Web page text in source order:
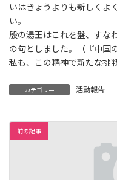
いはきょうよりも新しくよ
い。
殷の湯王はこれを盤、すな
の句としました。（『中国
私も、この精神で新たな挑
カテゴリー 活動報告
前の記事